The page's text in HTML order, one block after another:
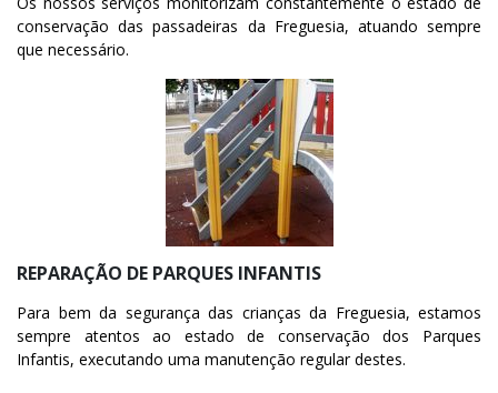
conservação das passadeiras da Freguesia, atuando sempre
que necessário.
REPARAÇÃO DE PARQUES INFANTIS
Para bem da segurança das crianças da Freguesia, estamos
sempre atentos ao estado de conservação dos Parques
Infantis, executando uma manutenção regular destes.